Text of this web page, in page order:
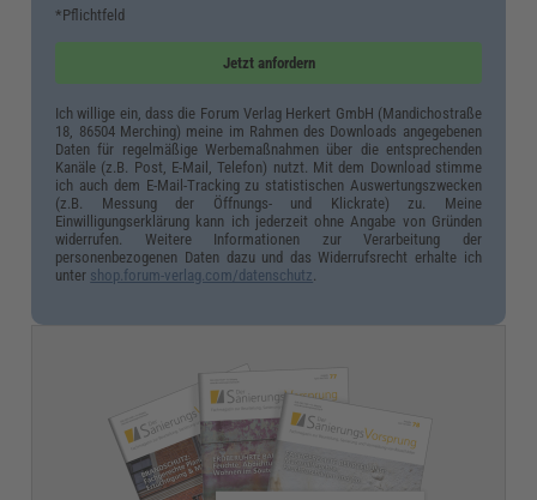
*Pflichtfeld
Jetzt anfordern
Ich willige ein, dass die Forum Verlag Herkert GmbH (Mandichostraße
18, 86504 Merching) meine im Rahmen des Downloads angegebenen
Daten für regelmäßige Werbemaßnahmen über die entsprechenden
Kanäle (z.B. Post, E-Mail, Telefon) nutzt. Mit dem Download stimme
ich auch dem E-Mail-Tracking zu statistischen Auswertungszwecken
(z.B. Messung der Öffnungs- und Klickrate) zu. Meine
Einwilligungserklärung kann ich jederzeit ohne Angabe von Gründen
widerrufen. Weitere Informationen zur Verarbeitung der
personenbezogenen Daten dazu und das Widerrufsrecht erhalte ich
unter shop.forum-verlag.com/datenschutz.